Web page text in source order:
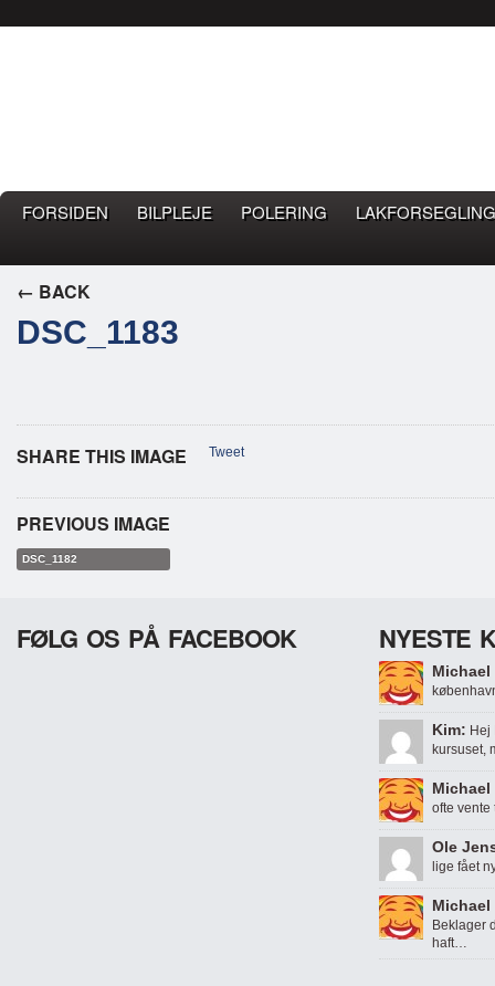
FORSIDEN BILPLEJE POLERING
← BACK
DSC_1183
SHARE THIS IMAGE Tweet
PREVIOUS IMAGE
DSC_1182
FØLG OS PÅ FACEBOOK NYESTE
Michael
Kim: Hej
kursuset,
Michael
ofte
Ole
lige fået
Michael
Beklager
haft…